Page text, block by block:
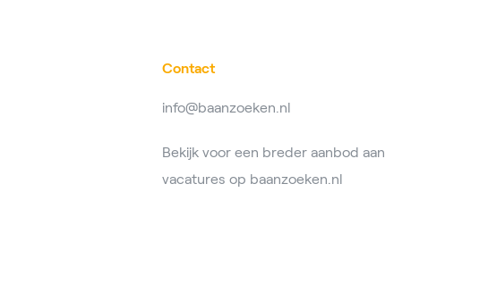
Contact
info@baanzoeken.nl
Bekijk voor een breder aanbod aan
vacatures op baanzoeken.nl